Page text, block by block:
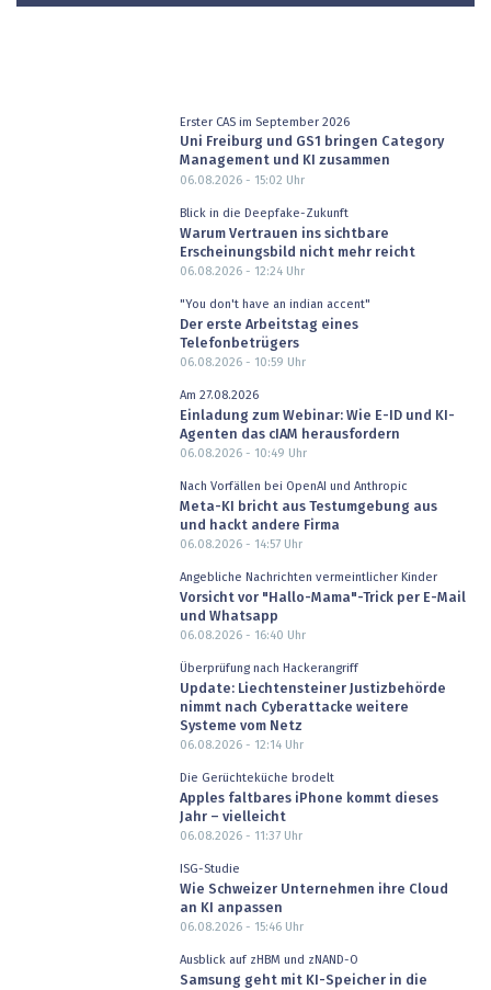
Erster CAS im September 2026
Uni Freiburg und GS1 bringen Category
Management und KI zusammen
06.08.2026 - 15:02 Uhr
Blick in die Deepfake-Zukunft
Warum Vertrauen ins sichtbare
Erscheinungsbild nicht mehr reicht
06.08.2026 - 12:24Uhr
"You don't have an indian accent"
Der erste Arbeitstag eines
Telefonbetrügers
06.08.2026 - 10:59 Uhr
Am 27.08.2026
Einladung zum Webinar: Wie E-ID und KI-
Agenten das cIAM herausfordern
06.08.2026 - 10:49 Uhr
Nach Vorfällen bei OpenAI und Anthropic
Meta-KI bricht aus Testumgebung aus
und hackt andere Firma
06.08.2026 - 14:57Uhr
Angebliche Nachrichten vermeintlicher Kinder
Vorsicht vor "Hallo-Mama"-Trick per E-Mail
und Whatsapp
06.08.2026 - 16:40 Uhr
Überprüfung nach Hackerangriff
Update: Liechtensteiner Justizbehörde
nimmt nach Cyberattacke weitere
Systeme vom Netz
06.08.2026 - 12:14Uhr
Die Gerüchteküche brodelt
Apples faltbares iPhone kommt dieses
Jahr – vielleicht
06.08.2026 - 11:37Uhr
ISG-Studie
Wie Schweizer Unternehmen ihre Cloud
an KI anpassen
06.08.2026 - 15:46Uhr
Ausblick auf zHBM und zNAND-O
Samsung geht mit KI-Speicher in die